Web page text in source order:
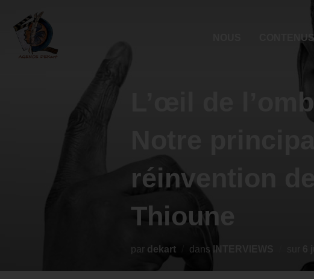
CONTENUS
L’œil de
Notre
réinvention
Thioune
par dekart dans INTERVIEWS